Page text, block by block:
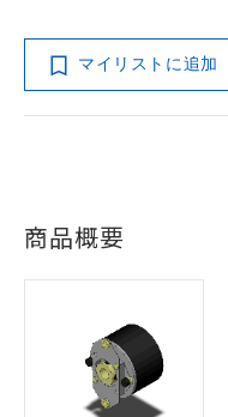
マイリストに追加
商品概要